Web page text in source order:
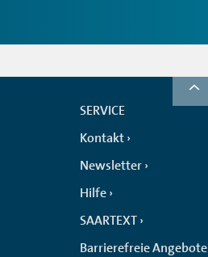
SERVICE
Kontakt
Newsletter
Hilfe
SAARTEXT
Barrierefreie Angebote